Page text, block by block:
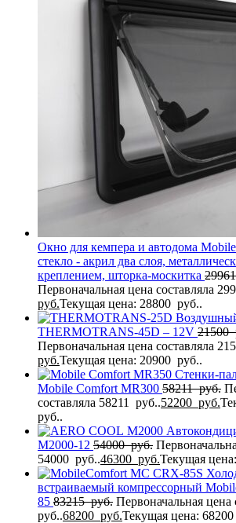
Окно для кемпера и автодома
стекло - акрил два слоя,
креплением, шторка-москитка
Первоначальная цена составляла
руб.Текущая цена: 28800 руб..
THERMOTRANS-45D – 12V 21500
Первоначальная цена составляла
руб.Текущая цена: 20900 руб..
Стенки-
Mobile Comfort MR300 58211руб.
составляла 58211 руб..52200 руб.
руб..
M2000-12 54000руб.
54000 руб..46300 руб.Текущая
встраиваемый компрессорный
85 83215руб. Первоначальная цена
руб..68200 руб.Текущая цена: